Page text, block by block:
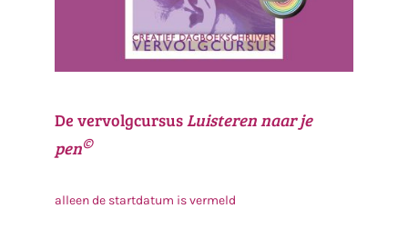
De vervolgcursusLuisteren naar je
pen©
alleen de startdatum is vermeld